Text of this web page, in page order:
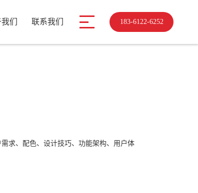
们 联系我们 183-6122-6252
求、配色、设计技巧、功能架构、用户体